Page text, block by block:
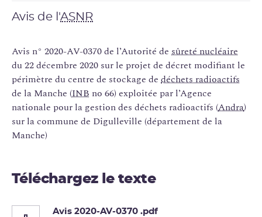
Avis de l'ASNR
Avis n° 2020-AV-0370 de l’Autorité de sûreté nucléaire
du 22 décembre 2020 sur le projet de décret modifiant le
périmètre du centre de stockage de déchets radioactifs
de la Manche (INB no 66) exploitée par l’Agence
nationale pour la gestion des déchets radioactifs (Andra)
sur la commune de Digulleville (département de la
Manche)
Téléchargez le texte
Avis 2020-AV-0370 .pdf